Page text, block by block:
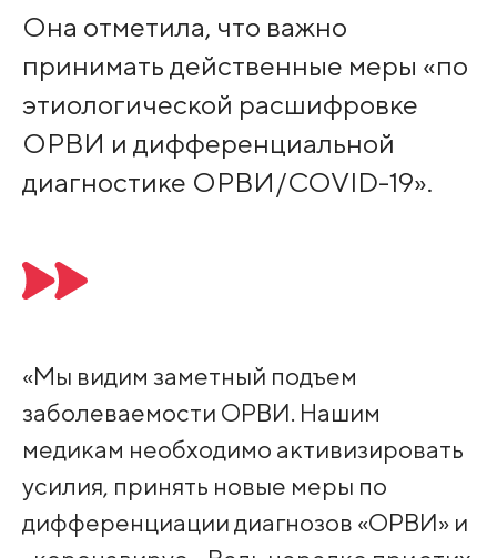
Она отметила, что важно
принимать действенные меры «по
этиологической расшифровке
ОРВИ и дифференциальной
диагностике ОРВИ/COVID-19».
«Мы видим заметный подъем
заболеваемости ОРВИ. Нашим
медикам необходимо активизировать
усилия, принять новые меры по
дифференциации диагнозов «ОРВИ» и